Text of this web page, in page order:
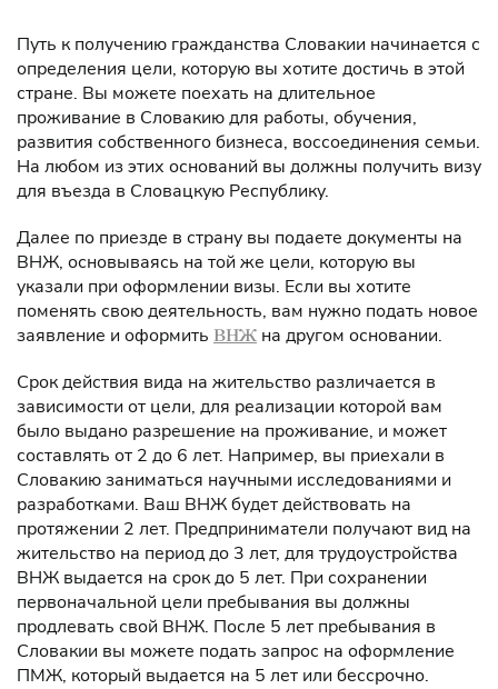
Путь к получению гражданства Словакии начинается с
определения цели, которую вы хотите достичь в этой
стране. Вы можете поехать на длительное
проживание в Словакию для работы, обучения,
развития собственного бизнеса, воссоединения семьи.
На любом из этих оснований вы должны получить визу
для въезда в Словацкую Республику.
Далее по приезде в страну вы подаете документы на
ВНЖ, основываясь на той же цели, которую вы
указали при оформлении визы. Если вы хотите
поменять свою деятельность, вам нужно подать новое
заявление и оформить ВНЖ на другом основании.
Срок действия вида на жительство различается в
зависимости от цели, для реализации которой вам
было выдано разрешение на проживание, и может
составлять от 2 до 6 лет. Например, вы приехали в
Словакию заниматься научными исследованиями и
разработками. Ваш ВНЖ будет действовать на
протяжении 2 лет. Предприниматели получают вид на
жительство на период до 3 лет, для трудоустройства
ВНЖ выдается на срок до 5 лет. При сохранении
первоначальной цели пребывания вы должны
продлевать свой ВНЖ. После 5 лет пребывания в
Словакии вы можете подать запрос на оформление
ПМЖ, который выдается на 5 лет или бессрочно.